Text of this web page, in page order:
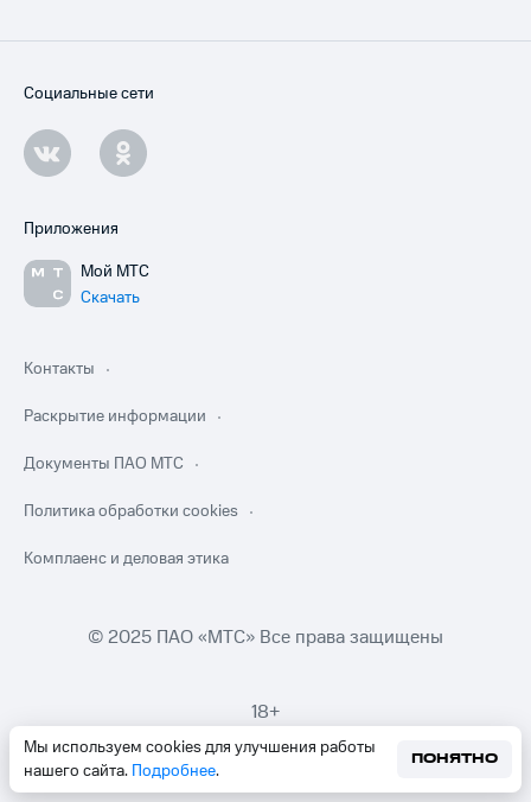
Мы используем cookies для улучшения работы
нашего сайта. Подробнее.
ПОНЯТНО
Социальные сети
Приложения
Мой МТС
Скачать
Контакты
Раскрытие информации
Документы ПАО МТС
Политика обработки cookies
Комплаенс и деловая этика
© 2025 ПАО «МТС» Все права защищены
18+